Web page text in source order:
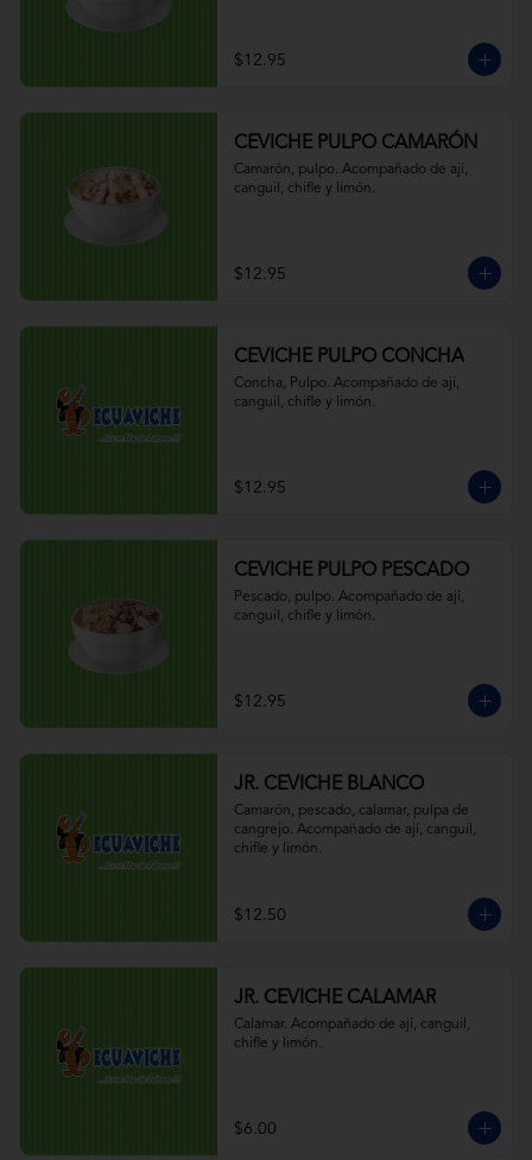
$12.95
CEVICHE PULPO CAMARÓN
Camarón, pulpo. Acompañado de ají,
canguil, chifle y limón.
$12.95
CEVICHE PULPO CONCHA
Concha, Pulpo. Acompañado de ají,
canguil, chifle y limón.
$12.95
CEVICHE PULPO PESCADO
Pescado, pulpo. Acompañado de ají,
canguil, chifle y limón.
$12.95
JR. CEVICHE BLANCO
Camarón, pescado, calamar, pulpa de
cangrejo. Acompañado de ají, canguil,
chifle y limón.
$12.50
JR. CEVICHE CALAMAR
Calamar. Acompañado de ají, canguil,
chifle y limón.
$6.00